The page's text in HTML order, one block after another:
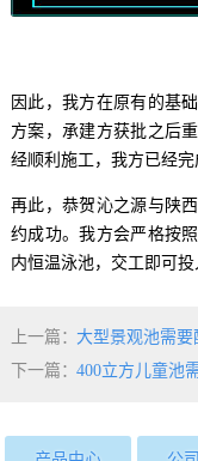
因此，我方在原有的基
方案，承建方获批之后
经顺利施工，我方已经完
再此，恭贺沁之源与陕
约成功。我方会严格按
内恒温泳池，交工即可投
上一篇：大型景观池需
下一篇：400立方儿童池